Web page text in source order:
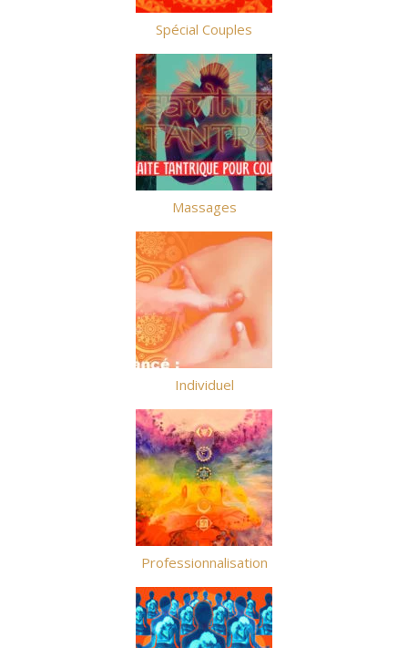
Spécial Couples
Massages
Individuel
Professionnalisation